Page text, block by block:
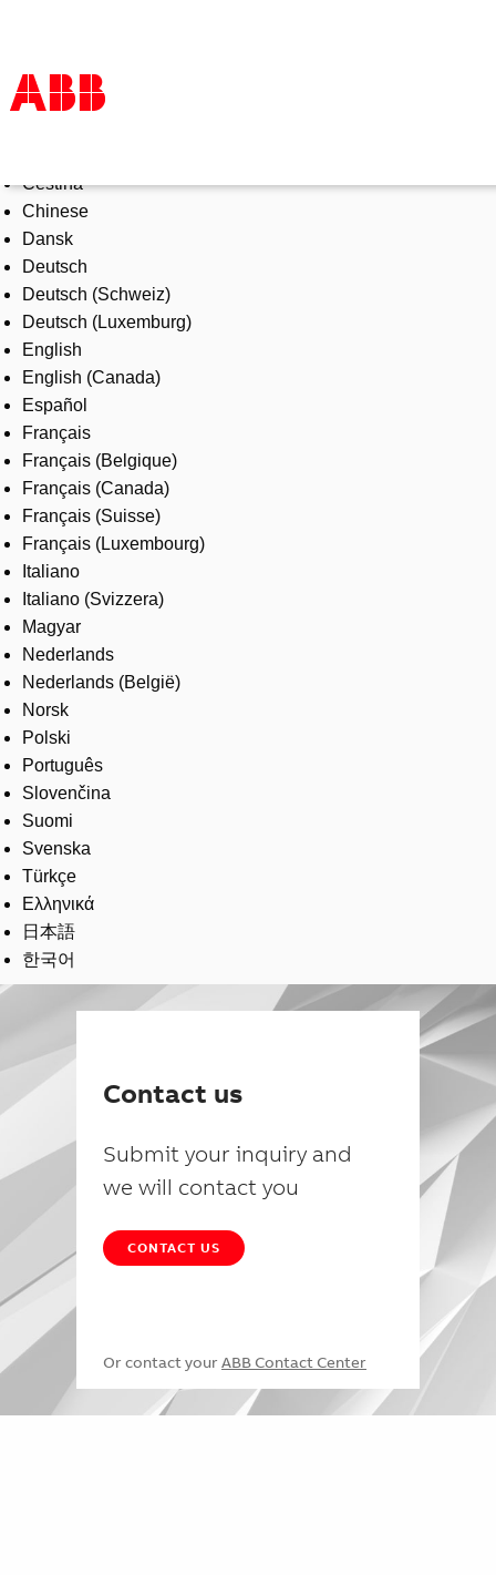
Products & Solutions
Industries
Services
About us
Where to buy
Contact us
Careers
Čeština
Chinese
Dansk
Deutsch
Deutsch (Schweiz)
Deutsch (Luxemburg)
English
English (Canada)
Español
Français
Français (Belgique)
Français (Canada)
Français (Suisse)
Français (Luxembourg)
Italiano
Italiano (Svizzera)
Magyar
Nederlands
Nederlands (België)
Norsk
Polski
Português
Slovenčina
Suomi
Svenska
Türkçe
Ελληνικά
日本語
한국어
Contact us
Submit your inquiry and
we will contact you
CONTACT US
Or contact your ABB Contact Center